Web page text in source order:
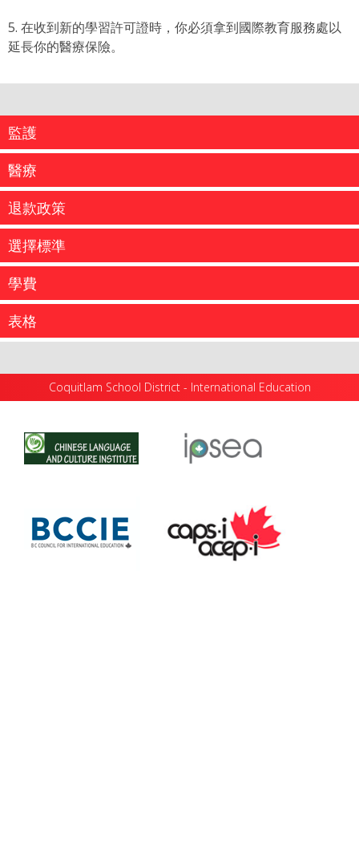
5. 在收到新的學習許可證時，你必須拿到國際教育服務處以
延長你的醫療保險。
監護
...
醫療
MSP - 醫療保險卡 MSP保險是不列顛哥侖比亞省的法定要
more information
退款政策
REFUND POLICY FOR PROGRAM FEES: All requests for
refunds must be made in writing to the International
Refund requests must include relevant...
選擇標準
more information
學費
為了確認你的入學安排，請依照你的錄取通知書支付各項
表格
Coquitlam School District - International Education